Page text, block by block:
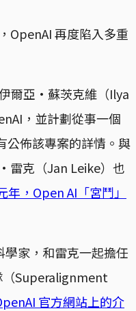
OpenAI 再度陷入多重
爾亞·蘇茨克維（Ilya
，並計劃從事一個
公佈該專案的詳情。與
雷克（Jan Leike）也
年，Open AI「宮鬥」
家，和雷克一起擔任
（Superalignment
官方網站上的介